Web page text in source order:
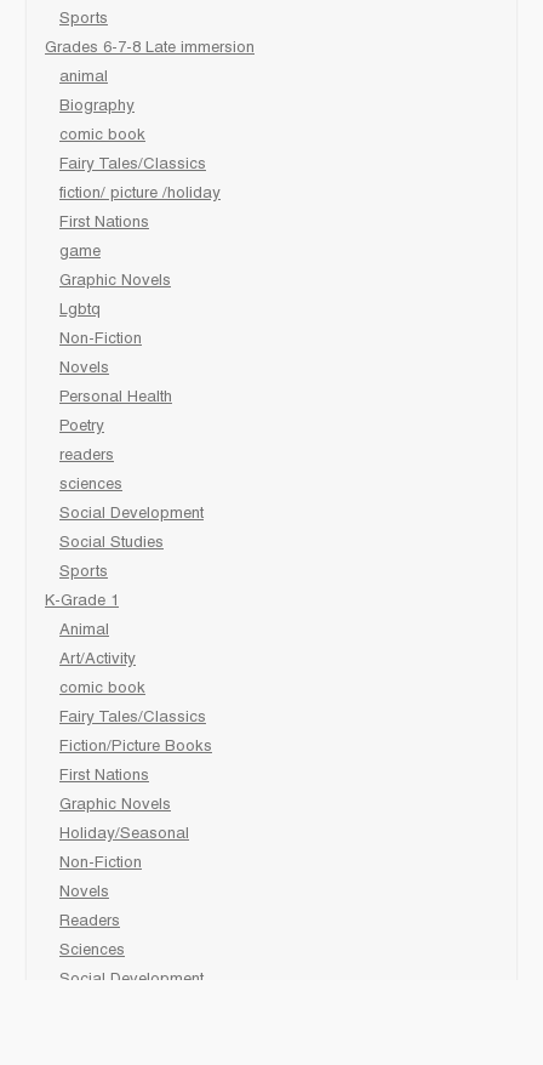
Sports
Grades 6-7-8 Late immersion
animal
Biography
comic book
Fairy Tales/Classics
fiction/ picture /holiday
First Nations
game
Graphic Novels
Lgbtq
Non-Fiction
Novels
Personal Health
Poetry
readers
sciences
Social Development
Social Studies
Sports
K-Grade 1
Animal
Art/Activity
comic book
Fairy Tales/Classics
Fiction/Picture Books
First Nations
Graphic Novels
Holiday/Seasonal
Non-Fiction
Novels
Readers
Sciences
Social Development